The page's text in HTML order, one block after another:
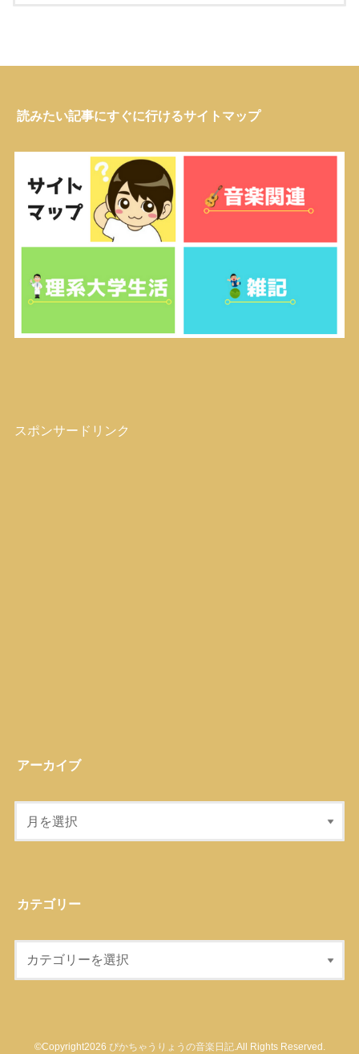
読みたい記事にすぐに行けるサイトマップ
スポンサードリンク
アーカイブ
カテゴリー
©Copyright2026 ぴかちゃうりょうの音楽日記.All Rights Reserved.